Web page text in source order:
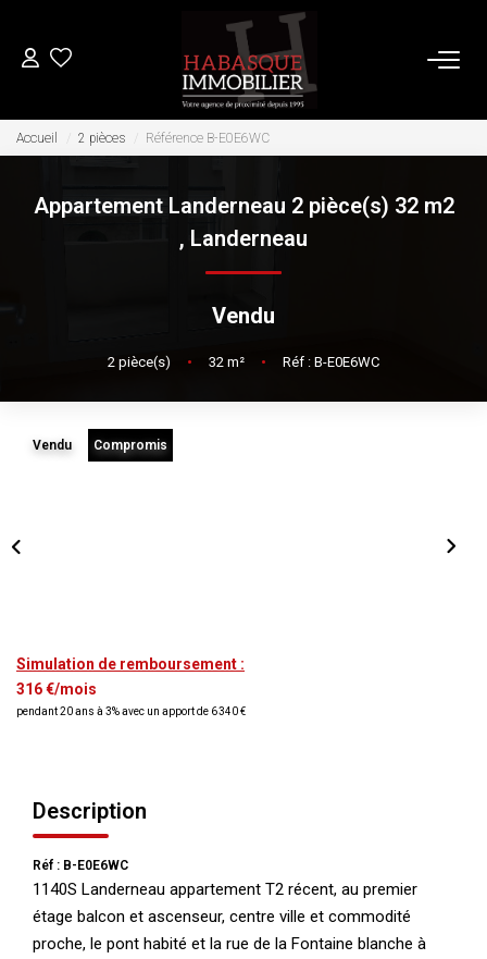
ACHETER
LOUER
VENDRE
Estimation
Biens Vendus
Accueil 2 pièces Référence B-E0E6WC
Appartement Landerneau 2 pièce(s) 32 m2
, Landerneau
Vendu
2 pièce(s) • 32 m² • Réf : B-E0E6WC
Vendu Compromis
Simulation de remboursement :
316 €/mois
pendant 20 ans à 3% avec un apport de 6 340 €
Description
Réf : B-E0E6WC
1140S Landerneau appartement T2 récent, au premier
étage balcon et ascenseur, centre ville et commodité
proche, le pont habité et la rue de la Fontaine blanche à